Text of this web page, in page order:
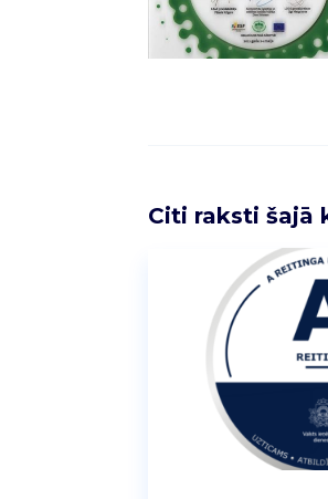
Citi raksti šajā